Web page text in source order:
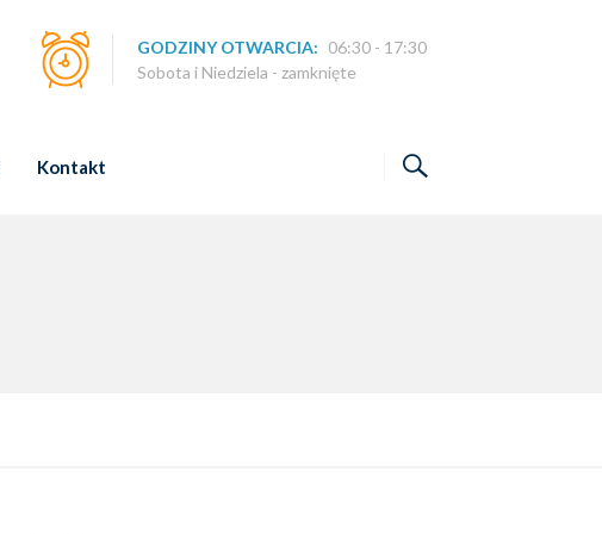
GODZINY OTWARCIA: 06:30 - 17:30
Sobota i Niedziela - zamknięte
Kontakt